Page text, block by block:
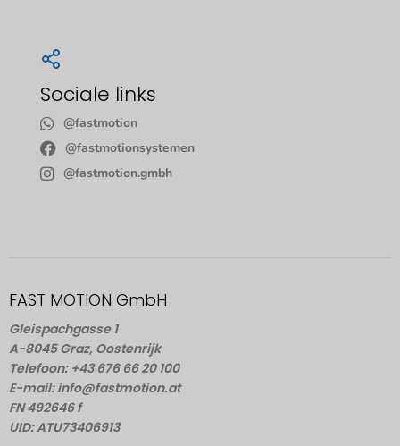
Sociale links
@fastmotion
@fastmotionsystemen
@fastmotion.gmbh
FAST MOTION GmbH
Gleispachgasse 1
A-8045 Graz, Oostenrijk
Telefoon: +43 676 66 20 100
E-mail: info@fastmotion.at
FN 492646 f
UID: ATU73406913